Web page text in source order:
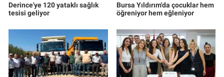
Derince'ye 120 yataklı sağlık
tesisi geliyor
Bursa Yıldırım'da çocuklar hem
öğreniyor hem eğleniyor